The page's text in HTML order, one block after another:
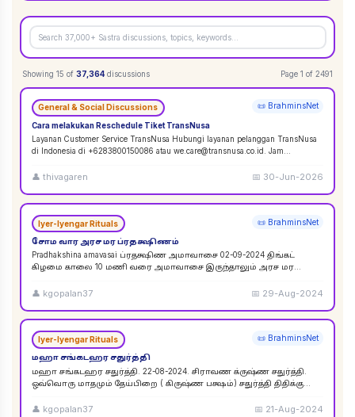
Showing 15 of 37,364 discussions Page 1 of 2491
General & Social Discussions 📜 BrahminsNet
Cara melakukan Reschedule Tiket TransNusa
Layanan Customer Service TransNusa Hubungi layanan pelanggan TransNusa
di Indonesia di +6283800150086 atau we.care@transnusa.co.id. Jam
👤 thivagaren 📅 30-Jun-2026
Iyer-Iyengar Rituals 📜 BrahminsNet
சோம வார அரச மர ப்ரதக்ஷிணம்
Pradhakshina amavasai ப்ரதக்ஷிண அமாவாசை 02-09-2024 திங்கட்
கிழமை காலை 10 மணி வரை அமாவாசை இருந்தாலும் அரச மர
👤 kgopalan37 📅 29-Aug-2024
Iyer-Iyengar Rituals 📜 BrahminsNet
மஹா சங்கடஹர சதுர்த்தி
மஹா சங்கடஹர சதுர்த்தி. 22-08-2024. சிராவண க்ருஷ்ண சதுர்த்தி.
ஒவ்வொரு மாதமும் தேய்பிறை ( கிருஷ்ண பக்ஷம்) சதுர்த்தி திதிக்கு
👤 kgopalan37 📅 21-Aug-2024